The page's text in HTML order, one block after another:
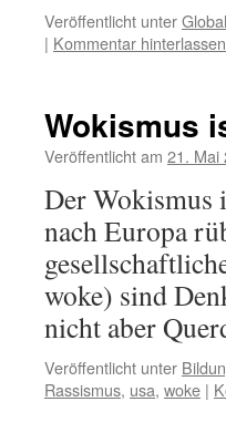
Veröffentlicht unterGlobal
| Kommentar hinterlassen
Wokismus
Veröffentlicht am 21. Mai
Der Wokismus
nach Europa
woke) sind
nicht aber
Veröffentlicht unter
Rassismus, usa, woke |